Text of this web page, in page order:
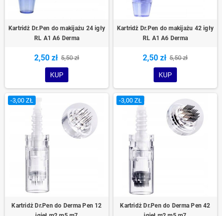
Kartridż Dr.Pen do makijażu 24 igły
RL A1 A6 Derma
2,50 zł 5,50 zł
KUP
Kartridż Dr.Pen do makijażu 42 igły
RL A1 A6 Derma
2,50 zł 5,50 zł
KUP
-3,00 ZŁ
Kartridż Dr.Pen do Derma Pen 12
-3,00 ZŁ
Kartridż Dr.Pen do Derma Pen 42